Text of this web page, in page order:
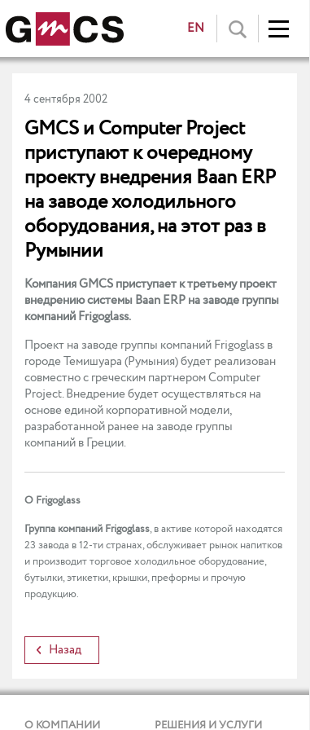
EN
4 сентября 2002
GMCS и Computer Project
приступают к очередному
проекту внедрения Baan ERP
на заводе холодильного
оборудования, на этот раз в
Румынии
Компания GMCS приступает к третьему проект
внедрению системы Baan ERP на заводе группы
компаний Frigoglass.
Проект на заводе группы компаний Frigoglass в
городе Темишуара (Румыния) будет реализован
совместно с греческим партнером Computer
Project. Внедрение будет осуществляться на
основе единой корпоративной модели,
разработанной ранее на заводе группы
компаний в Греции.
О Frigoglass
Группа компаний Frigoglass, в активе которой находятся
23 завода в 12-ти странах, обслуживает рынок напитков
и производит торговое холодильное оборудование,
бутылки, этикетки, крышки, преформы и прочую
продукцию.
Назад
О КОМПАНИИ РЕШЕНИЯ И УСЛУГИ